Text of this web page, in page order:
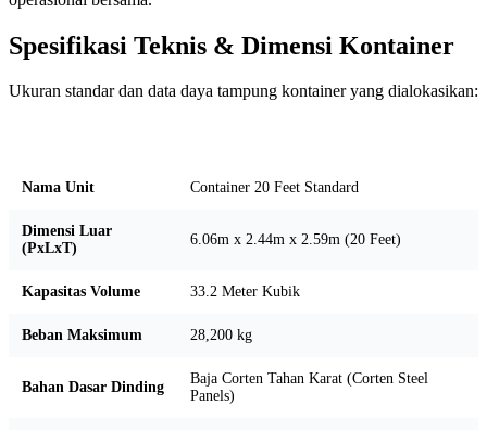
Spesifikasi Teknis & Dimensi Kontainer
Ukuran standar dan data daya tampung kontainer yang dialokasikan:
Nama Unit Container 20 Feet Standard
Dimensi Luar
(PxLxT)
6.06m x 2.44m x 2.59m (20 Feet)
Kapasitas Volume 33.2 Meter Kubik
Beban Maksimum 28,200 kg
Bahan Dasar Dinding
Baja Corten Tahan Karat (Corten Steel
Panels)